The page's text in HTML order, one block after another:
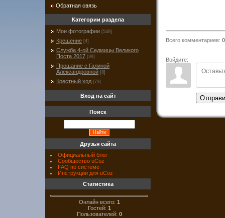
Всего комментариев: 0
Войдите:
Обратная связь
Категории раздела
Мои фотографии [549]
Крещение [4]
Служба 4-ой Седмицы Великого
Поста 2017 [39]
Прощание с Галиной
Александровной [8]
Крестный ход [73]
Вход на сайт
Поиск
Друзья сайта
Официальный блог
Сообщество uCoz
FAQ по системе
Инструкции для uCoz
Статистика
Онлайн всего: 1
Гостей: 1
Пользователей: 0